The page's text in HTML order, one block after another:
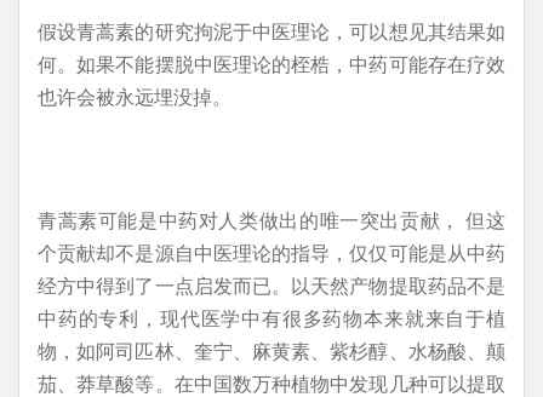
假设青蒿素的研究拘泥于中医理论，可以想见其结果如
何。如果不能摆脱中医理论的桎梏，中药可能存在疗效
也许会被永远埋没掉。
青蒿素可能是中药对人类做出的唯一突出贡献， 但这
个贡献却不是源自中医理论的指导，仅仅可能是从中药
经方中得到了一点启发而已。以天然产物提取药品不是
中药的专利，现代医学中有很多药物本来就来自于植
物，如阿司匹林、奎宁、麻黄素、紫杉醇、水杨酸、颠
茄、莽草酸等。在中国数万种植物中发现几种可以提取